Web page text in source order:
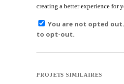
creating a better experience for
You are not opted
to opt-out.
PROJETS SIMILAIRES